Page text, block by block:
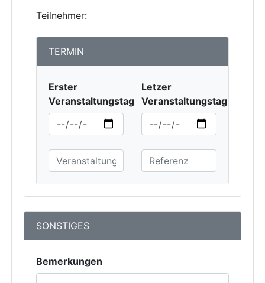
Teilnehmer:
TERMIN
Erster
Veranstaltungstag
Letzer
Veranstaltungstag
SONSTIGES
Bemerkungen